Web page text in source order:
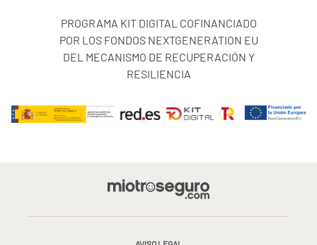
PROGRAMA KIT DIGITAL COFINANCIADO
POR LOS FONDOS NEXTGENERATION EU
DEL MECANISMO DE RECUPERACIÓN Y
RESILIENCIA